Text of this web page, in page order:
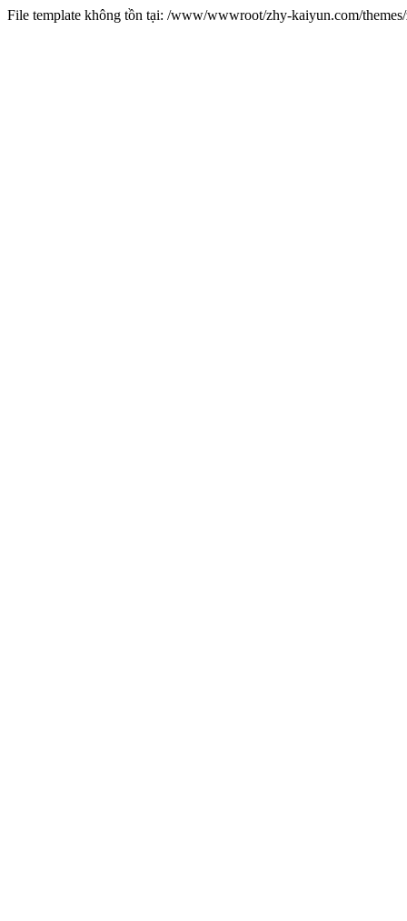
File template không tồn tại: /www/wwwroot/zhy-kaiyun.com/